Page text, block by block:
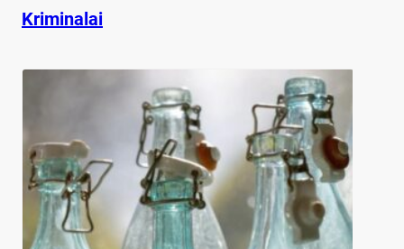
Kriminalai